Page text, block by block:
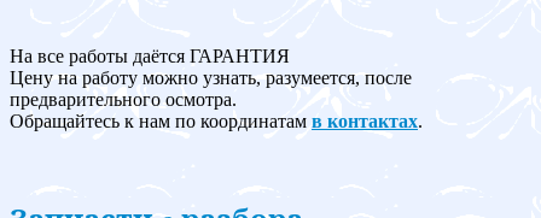
На все работы даётся ГАРАНТИЯ
Цену на работу можно узнать, разумеется, после
предварительного осмотра.
Обращайтесь к нам по координатам в контактах.